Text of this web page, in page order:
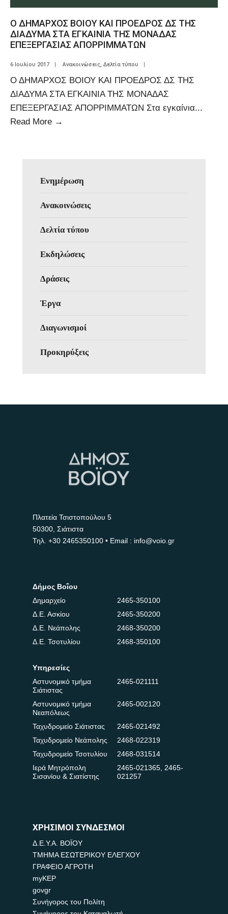
Ο ΔΗΜΑΡΧΟΣ ΒΟΙΟΥ ΚΑΙ ΠΡΟΕΔΡΟΣ ΔΣ ΤΗΣ
ΔΙΑΔΥΜΑ ΣΤΑ ΕΓΚΑΙΝΙΑ ΤΗΣ ΜΟΝΑΔΑΣ
ΕΠΕΞΕΡΓΑΣΙΑΣ ΑΠΟΡΡΙΜΜΑΤΩΝ
6 Ιουλίου 2017 | Ανακοινώσεις Δελτία τύπου |
Ο ΔΗΜΑΡΧΟΣ ΒΟΙΟΥ ΚΑΙ ΠΡΟΕΔΡΟΣ ΔΣ ΤΗΣ
ΔΙΑΔΥΜΑ ΣΤΑ ΕΓΚΑΙΝΙΑ ΤΗΣ ΜΟΝΑΔΑΣ
ΕΠΕΞΕΡΓΑΣΙΑΣ ΑΠΟΡΡΙΜΜΑΤΩΝ Στα εγκαίνια...
Read More →
Ενημέρωση
Ανακοινώσεις
Δελτία τύπου
Εκδηλώσεις
Δράσεις
Έργα
Διαγωνισμοί
Προκηρύξεις
Πλατεία Τσιστοπούλου 5
50300, Σιάτιστα
Τηλ. +30 2465350100 • Email : info@voio.gr
Δήμος Βοΐου
Δημαρχείο
2465-350100
Δ.Ε. Ασκίου
2465-350200
Δ.Ε. Νεάπολης
2468-350200
Δ.Ε. Τσοτυλίου
2468-350100
Υπηρεσίες
Αστυνομικό τμήμα
Σιάτιστας
2465-021111
Αστυνομικό τμήμα
Νεαπόλεως
2465-002120
Ταχυδρομείο Σιάτιστας
2465-021492
Ταχυδρομείο Νεάπολης
2468-022319
Ταχυδρομείο Τσοτυλίου
2468-031514
Ιερά Μητρόπολη
Σισανίου & Σιατίστης
2465-021365, 2465-
021257
ΧΡΗΣΙΜΟΙ ΣΥΝΔΕΣΜΟΙ
Δ.Ε.Υ.Α. ΒΟΪΟΥ
ΤΜΗΜΑ ΕΣΩΤΕΡΙΚΟΥ ΕΛΕΓΧΟΥ
ΓΡΑΦΕΙΟ ΑΓΡΟΤΗ
myKEP
govgr
Συνήγορος του Πολίτη